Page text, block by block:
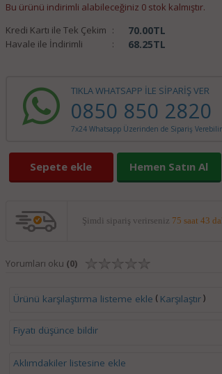
Bu ürünü indirimli alabileceğiniz 0 stok kalmıştır.
Kredi Kartı ile Tek Çekim : 70.00TL
Havale ile İndirimli : 68.25TL
TIKLA WHATSAPP İLE SİPARİŞ VER
0850 850 2820
7x24 Whatsapp Üzerinden de Sipariş
Sepete ekle Hemen Satın Al
Şimdi sipariş verirseniz 75 saat 43
Yorumları oku (0)
Ürünü karşılaştırma listeme ekle ( Karşılaştır)
Fiyatı düşünce bildir
Aklımdakiler listesine ekle